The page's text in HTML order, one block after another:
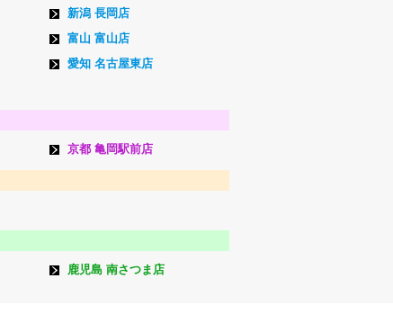
新潟 長岡店
富山 富山店
愛知 名古屋東店
京都 亀岡駅前店
鹿児島 南さつま店